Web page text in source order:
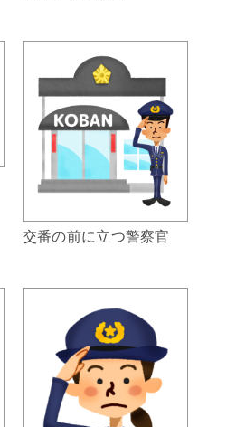
交番の前に立つ警察官